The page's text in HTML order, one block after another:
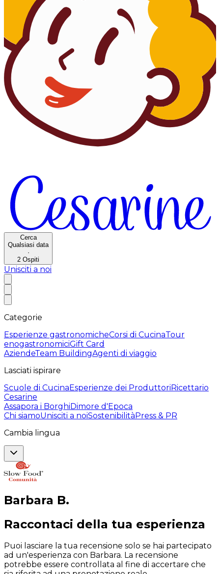
Cerca
Qualsiasi data
·
2 Ospiti
Unisciti a noi
Categorie
Esperienze gastronomicheCorsi di CucinaTour
enogastronomiciGift Card
AziendeTeam BuildingAgenti di viaggio
Lasciati ispirare
Scuole di CucinaEsperienze dei ProduttoriRicettario
Cesarine
Assapora i BorghiDimore d'Epoca
Chi siamoUnisciti a noiSostenibilitàPress & PR
Cambia lingua
Barbara B.
Raccontaci della tua esperienza
Puoi lasciare la tua recensione solo se hai partecipato
ad un'esperienza con Barbara. La recensione
potrebbe essere controllata al fine di accertare che